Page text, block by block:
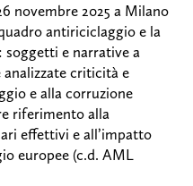
novembre 2025 a Milano
antiriciclaggio e la
e narrative a
criticità e
e alla corruzione
riferimento alla
effettivi e all’impatto
europee (c.d. AML